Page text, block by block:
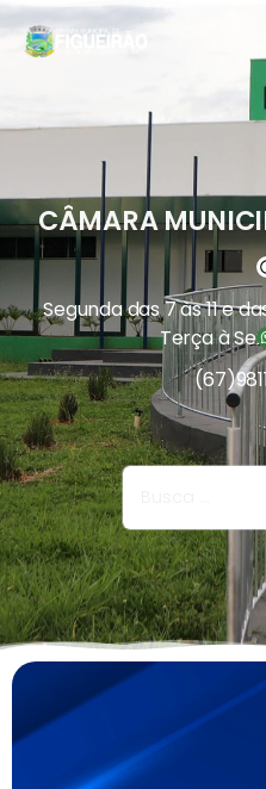
CÂMARA
Segunda das 7 às 11 e
Terça à
(67)